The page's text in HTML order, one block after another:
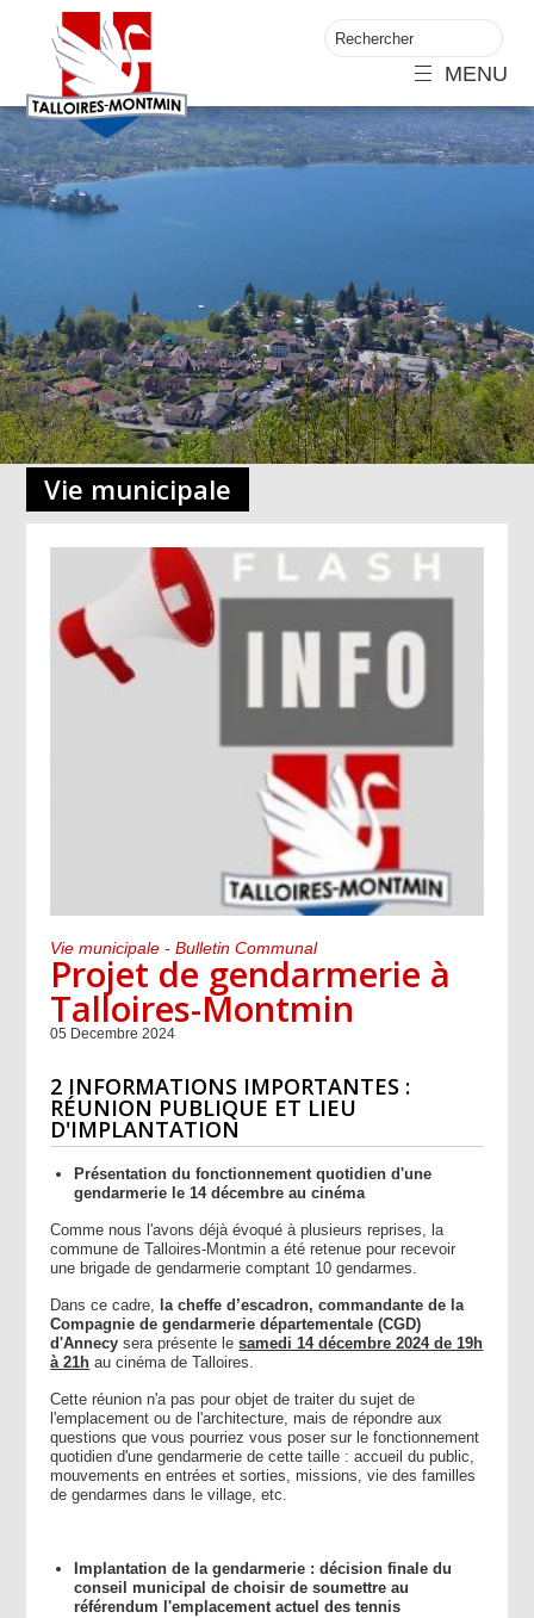
MENU
Vie municipale
Vie municipale - Bulletin Communal
Projet de gendarmerie à
Talloires-Montmin
05 Decembre 2024
2 INFORMATIONS IMPORTANTES :
RÉUNION PUBLIQUE ET LIEU
D'IMPLANTATION
Présentation du fonctionnement quotidien d'une
gendarmerie le 14 décembre au cinéma
Comme nous l'avons déjà évoqué à plusieurs reprises, la
commune de Talloires-Montmin a été retenue pour recevoir
une brigade de gendarmerie comptant 10 gendarmes.
Dans ce cadre, la cheffe d’escadron, commandante de la
Compagnie de gendarmerie départementale (CGD)
d'Annecysera présente lesamedi 14 décembre 2024 de 19h
à 21h au cinéma de Talloires.
Cette réunion n'a pas pour objet de traiter du sujet de
l'emplacement ou de l'architecture, mais de répondre aux
questions que vous pourriez vous poser sur le fonctionnement
quotidien d'une gendarmerie de cette taille : accueil du public,
mouvements en entrées et sorties, missions, vie des familles
de gendarmes dans le village, etc.
Implantation de la gendarmerie : décision finale du
conseil municipal de choisir de soumettre au
référendum l'emplacement actuel des tennis